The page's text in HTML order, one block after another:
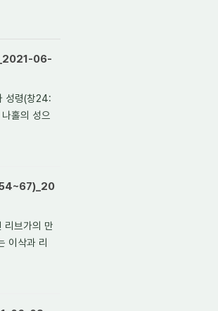
06-
성령(창24:
홀의 성으
리브가의 만
이삭과 리